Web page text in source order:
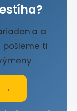
a
pošleme ti
→